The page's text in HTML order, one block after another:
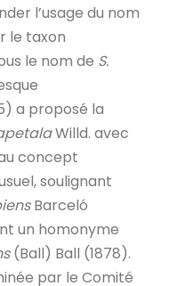
l’usage du nom
le taxon
le nom de S.
a proposé la
Willd. avec
concept
soulignant
Barceló
un homonyme
(Ball) Ball (1878).
par le Comité